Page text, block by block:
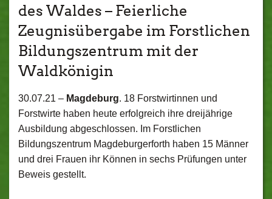
des Waldes – Feierliche
Zeugnisübergabe im Forstlichen
Bildungszentrum mit der
Waldkönigin
30.07.21 – Magdeburg. 18 Forstwirtinnen und
Forstwirte haben heute erfolgreich ihre dreijährige
Ausbildung abgeschlossen. Im Forstlichen
Bildungszentrum Magdeburgerforth haben 15 Männer
und drei Frauen ihr Können in sechs Prüfungen unter
Beweis gestellt.